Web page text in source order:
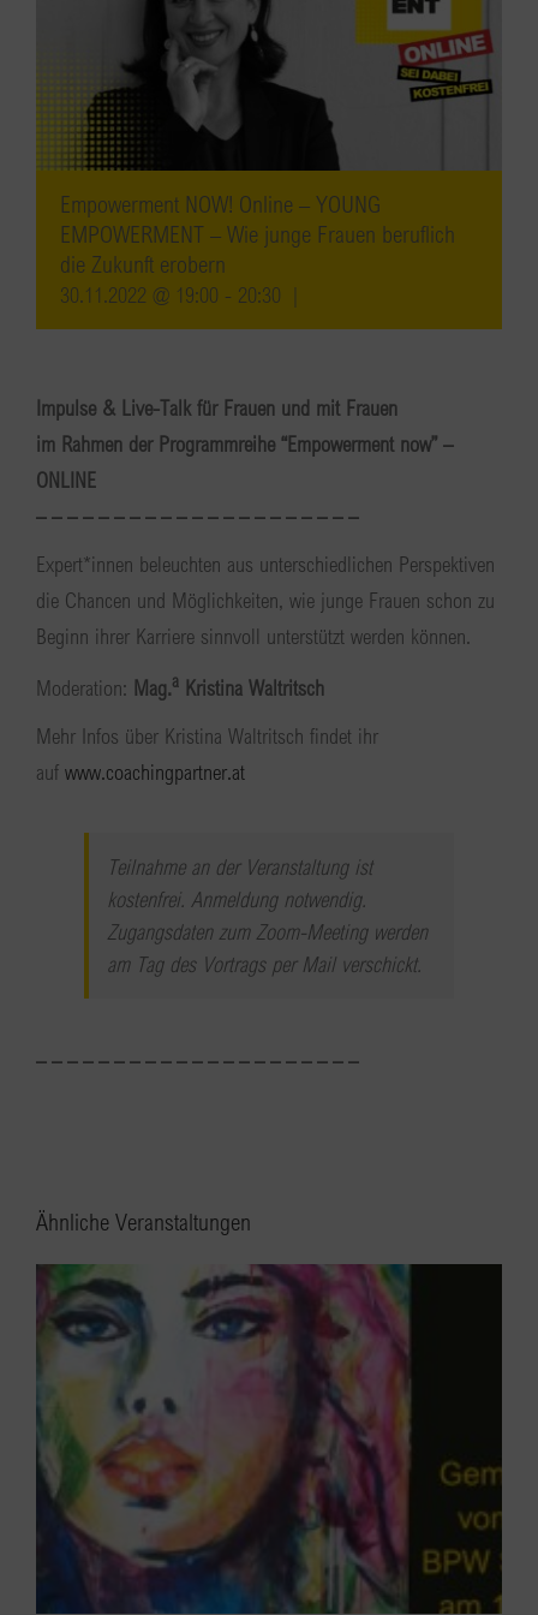
Empowerment NOW! Online – YOUNG
EMPOWERMENT – Wie junge Frauen beruflich
die Zukunft erobern
30.11.2022 @ 19:00 - 20:30
Impulse & Live-Talk für Frauen und mit Frauen
im Rahmen der Programmreihe “Empowerment now” –
ONLINE
– – – – – – – – – – – – – – – – – – – – –
Expert*innen beleuchten aus unterschiedlichen Perspektiven
die Chancen und Möglichkeiten, wie junge Frauen schon zu
Beginn ihrer Karriere sinnvoll unterstützt werden können.
Moderation: Mag.a Kristina Waltritsch
Mehr Infos über Kristina Waltritsch findet ihr
auf www.coachingpartner.at
Teilnahme an der Veranstaltung ist
kostenfrei. Anmeldung notwendig.
Zugangsdaten zum Zoom-Meeting werden
am Tag des Vortrags per Mail verschickt.
– – – – – – – – – – – – – – – – – – – – –
Ähnliche Veranstaltungen